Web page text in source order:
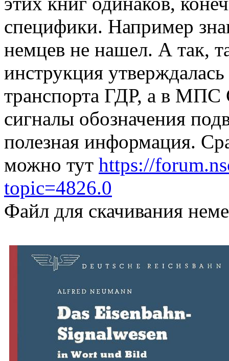
специфики. Например
немцев не нашел. А так,
инструкция
транспорта ГДР, а в
сигналы обозначения
полезная информация.
можно тут https://
topic=4826.0
Файл для скачивания